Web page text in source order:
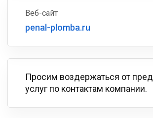
Веб-сайт
penal-plomba.ru
Просим воздержаться от
услуг по контактам компании.